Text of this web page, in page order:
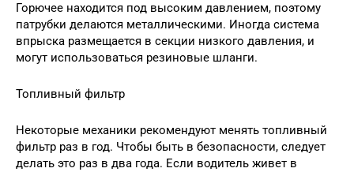
Горючее находится под высоким давлением, поэтому
патрубки делаются металлическими. Иногда система
впрыска размещается в секции низкого давления, и
могут использоваться резиновые шланги.
Топливный фильтр
Некоторые механики рекомендуют менять топливный
фильтр раз в год. Чтобы быть в безопасности, следует
делать это раз в два года. Если водитель живет в